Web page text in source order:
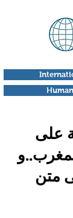
على
متن